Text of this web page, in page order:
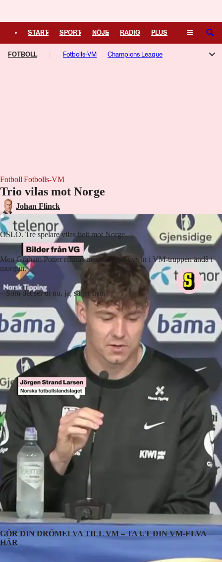
START SPORT NÖJE RADIO PLUS
TIPSA TV KULTUR LEDARE
SÖK
FOTBOLL Fotbolls-VM Champions League
Fotboll|Fotbolls-VM
Trio vilas mot Norge
Johan Flinck
OSLO. Tre spelare vilas helt mot Norge.
Men Graham Potter räknas med att de skrivs in i VM-truppen ändå i
morgon.
– Som det ser ut nu, ja, säger han.
Lyssna på artikeln
3 min
GÖR DIN DRÖMELVA TILL VM – TA UT DIN VM-ELVA
HÄR